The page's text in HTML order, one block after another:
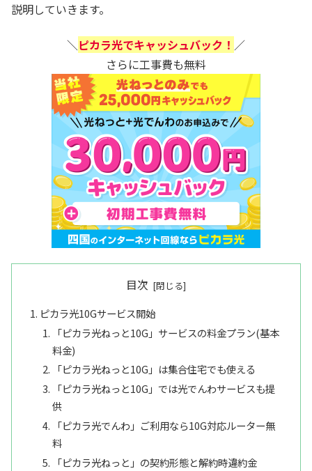
説明していきます。
＼ピカラ光でキャッシュバック！ ／
さらに工事費も無料
目次
ピカラ光10Gサービス開始
「ピカラ光ねっと10G」サービスの料金プラン(基本
料金)
「ピカラ光ねっと10G」は集合住宅でも使える
「ピカラ光ねっと10G」では光でんわサービスも提
供
「ピカラ光でんわ」ご利用なら10G対応ルーター無
料
「ピカラ光ねっと」の契約形態と解約時違約金